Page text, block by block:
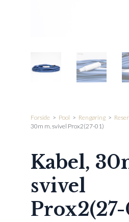
Forside > Pool > Rengøring >
30m m. svivel Prox2(27-01)
Kabel,
svivel
Prox2(27-